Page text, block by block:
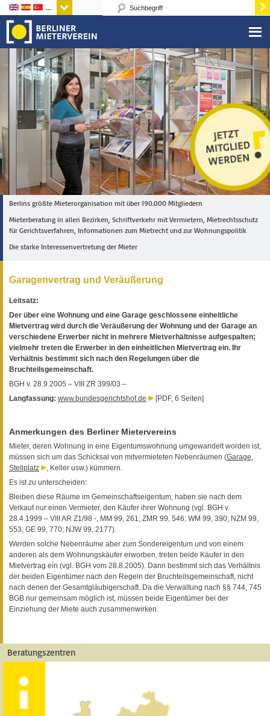
Sprachen
Berlins größte Mieterorganisation mit über 190.000 Mitgliedern
Mieterberatung in allen Bezirken, Schriftverkehr mit Vermietern, Mietrechtsschutz
für Gerichtsverfahren, Informationen zum Mietrecht und zur Wohnungspolitik
Die starke Interessenvertretung der Mieter
Garagenvertrag und Veräußerung
Leitsatz:
Der über eine Wohnung und eine Garage geschlossene einheitliche
Mietvertrag wird durch die Veräußerung der Wohnung und der Garage an
verschiedene Erwerber nicht in mehrere Mietverhältnisse aufgespalten;
vielmehr treten die Erwerber in den einheitlichen Mietvertrag ein. Ihr
Verhältnis bestimmt sich nach den Regelungen über die
Bruchteilsgemeinschaft.
BGH v. 28.9.2005 – VIII ZR 399/03 –
Langfassung: www.bundesgerichtshof.de [PDF, 6 Seiten]
Anmerkungen des Berliner Mietervereins
Mieter, deren Wohnung in eine Eigentumswohnung umgewandelt worden ist,
müssen sich um das Schicksal von mitvermieteten Nebenräumen (Garage,
Stellplatz
, Keller usw.) kümmern.
Es ist zu unterscheiden:
Bleiben diese Räume im Gemeinschaftseigentum, haben sie nach dem
Verkauf nur einen Vermieter, den Käufer ihrer Wohnung (vgl. BGH v.
28.4.1999 – VIII AR Z1/98 -, MM 99, 261; ZMR 99, 546; WM 99, 390; NZM 99,
553; GE 99, 770; NJW 99, 2177).
Werden solche Nebenräume aber zum Sondereigentum und von einem
anderen als dem Wohnungskäufer erworben, treten beide Käufer in den
Mietvertrag ein (vgl. BGH vom 28.8.2005). Dann bestimmt sich das Verhältnis
der beiden Eigentümer nach den Regeln der Bruchteilsgemeinschaft, nicht
nach denen der Gesamtgläubigerschaft. Da die Verwaltung nach §§ 744, 745
BGB nur gemeinsam möglich ist, müssen beide Eigentümer bei der
Einziehung der Miete auch zusammenwirken.
Beratungszentren